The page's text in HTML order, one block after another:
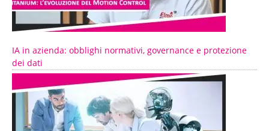
IA in azienda: obblighi normativi, governance e protezione
dei dati